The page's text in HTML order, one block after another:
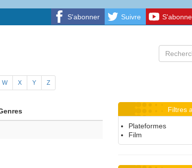
S'abonner Suivre
W X Y Z
Filtres
Plateformes
Film